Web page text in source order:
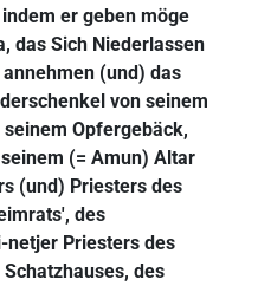
er geben möge
das Sich Niederlassen
(und) das
von seinem
Opfergebäck,
(= Amun) Altar
(und) Priesters des
des
netjer Priesters des
des